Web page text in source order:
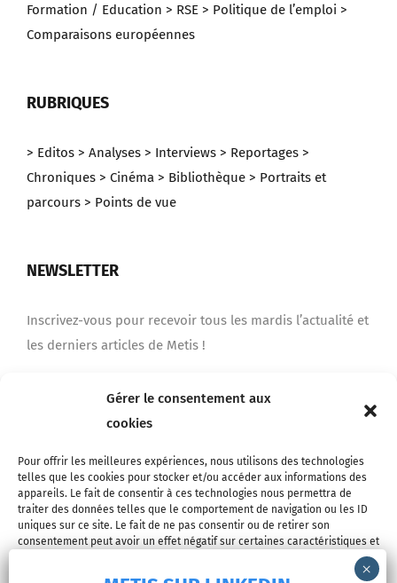
Gérer le consentement aux
cookies
Pour offrir les meilleures expériences, nous utilisons des technologies
telles que les cookies pour stocker et/ou accéder aux informations des
appareils. Le fait de consentir à ces technologies nous permettra de
traiter des données telles que le comportement de navigation ou les ID
uniques sur ce site. Le fait de ne pas consentir ou de retirer son
consentement peut avoir un effet négatif sur certaines caractéristiques et
Formation / Education > RSE > Politique de l’emploi >
Comparaisons européennes
RUBRIQUES
> Editos > Analyses > Interviews > Reportages >
Chroniques > Cinéma > Bibliothèque > Portraits et
parcours > Points de vue
NEWSLETTER
Inscrivez-vous pour recevoir tous les mardis l’actualité et
les derniers articles de Metis !